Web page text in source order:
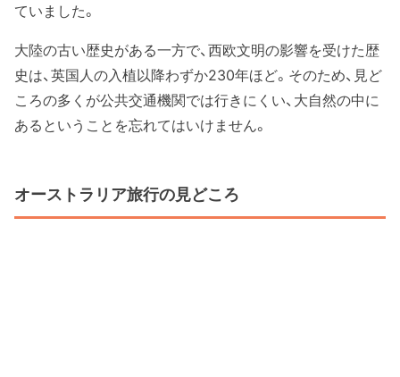
ていました。
大陸の古い歴史がある一方で、西欧文明の影響を受けた歴
史は、英国人の入植以降わずか230年ほど。そのため、見ど
ころの多くが公共交通機関では行きにくい、大自然の中に
あるということを忘れてはいけません。
オーストラリア旅行の見どころ